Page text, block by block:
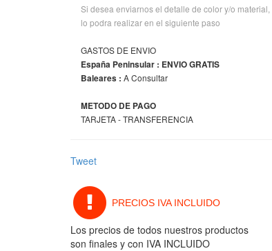
Si desea enviarnos el detalle de color y/o material,
lo podra realizar en el siguiente paso
GASTOS DE ENVIO
España Peninsular : ENVIO GRATIS
Baleares : A Consultar
METODO DE PAGO
TARJETA - TRANSFERENCIA
Tweet
PRECIOS IVA INCLUIDO
Los precios de todos nuestros productos
son finales y con IVA INCLUIDO